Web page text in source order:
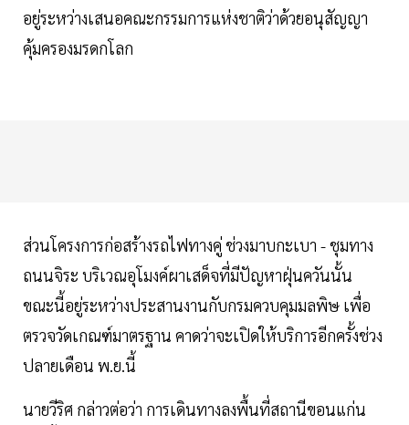
อยู่ระหว่างเสนอคณะกรรมการแห่งชาติว่าด้วยอนุสัญญา
คุ้มครองมรดกโลก
ส่วนโครงการก่อสร้างรถไฟทางคู่ ช่วงมาบกะเบา - ชุมทาง
ถนนจิระ บริเวณอุโมงค์ผาเสด็จที่มีปัญหาฝุ่นควันนั้น
ขณะนี้อยู่ระหว่างประสานงานกับกรมควบคุมมลพิษ เพื่อ
ตรวจวัดเกณฑ์มาตรฐาน คาดว่าจะเปิดให้บริการอีกครั้งช่วง
ปลายเดือน พ.ย.นี้
นายวีริศ กล่าวต่อว่า การเดินทางลงพื้นที่สถานีขอนแก่น